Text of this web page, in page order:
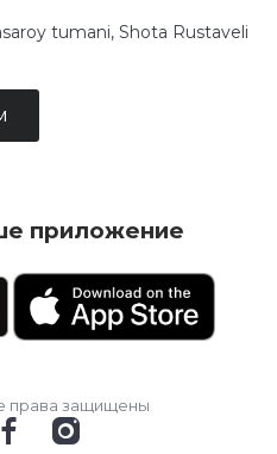
tumani, Shota Rustaveli
приложение
права защищены